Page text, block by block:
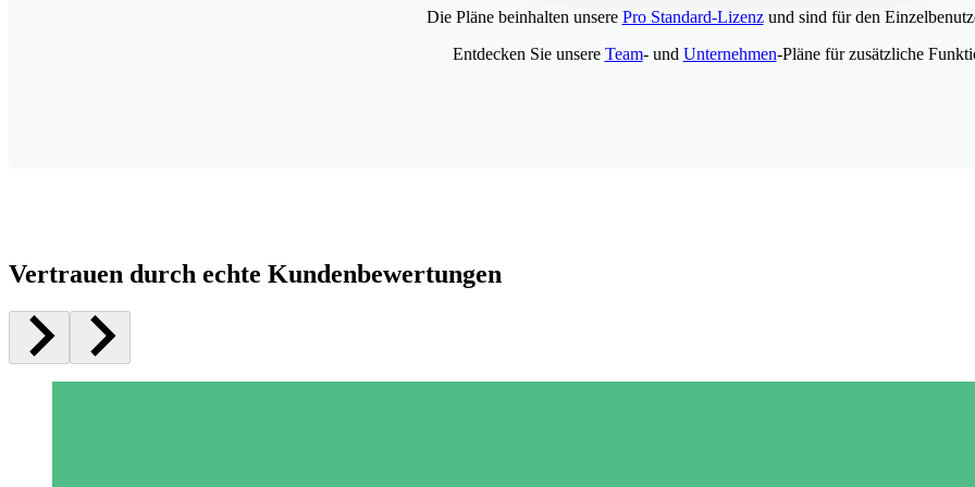
Die Pläne beinhalten unsere Pro Standard-Lizenzund sind für den
Entdecken Sie unsere Team- und Unternehmen-Pläne für zusätzliche
Vertrauen durch echte Kundenbewertungen